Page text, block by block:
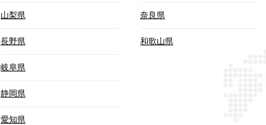
山梨県
長野県
岐阜県
静岡県
愛知県
奈良県
和歌山県